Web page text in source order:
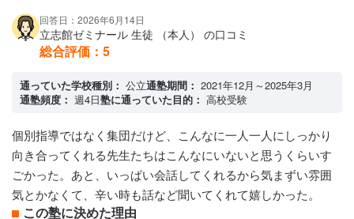
です。馴れ馴れしくなる手前での節度ある距離感で接してい
たのかとなと。顔合わせるとスタッフさんも良く声をかけて
ていました。講師の先生は的確に指導してくれたようで、わ
かりやすかったと良く言ってました。
カリキュラムについて
塾内でのクラス分けがあるので、同じ内容でも１つの内容に
かけるスピードが違ったりがあり、上のクラスにいた時は少
ししんどいと感じたこともあったようですが、ついていくこ
とで実力にもなったようです。また学校毎の定期テスト対策
回答日：2026年6月14日
立志館ゼミナール 生徒 （本人） の口コミ
総合評価： 5
通っていた学校種別： 公立通塾期間： 2021年12月～2025年3月
通塾頻度： 週4日塾に通っていた目的： 高校受験
個別指導ではなく集団だけど、こんなに一人一人にしっかり
向き合ってくれる先生たちはこんなにいないと思うくらいす
ごかった。あと、いっぱい会話してくれるから気まずい雰囲
気とかなくて、辛い時も話など聞いてくれて嬉しかった。
この塾に決めた理由